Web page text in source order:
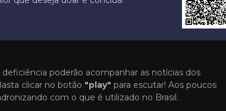
poderão acompanhar as notícias dos
clicar no botão "play" para escutar! Aos poucos
com o que é utilizado no Brasil.